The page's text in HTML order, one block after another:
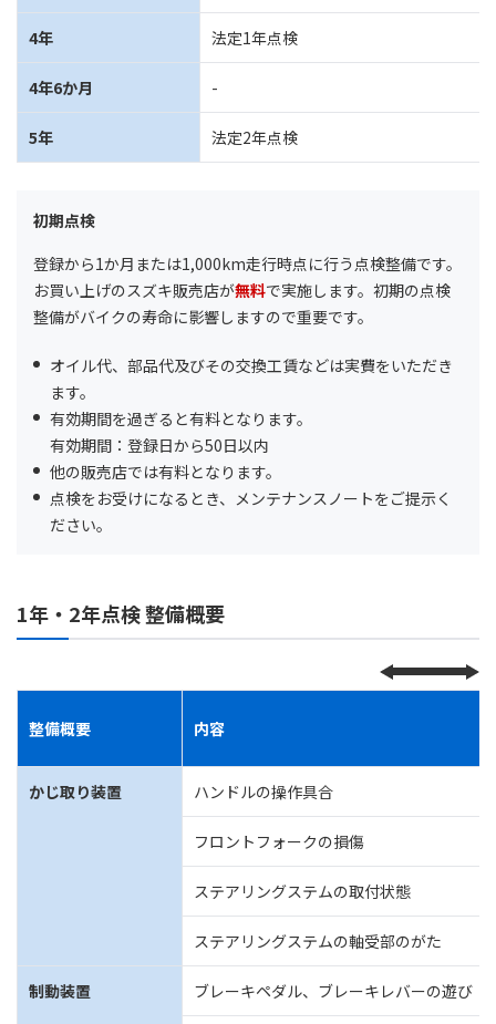
4年 法定1年点検
4年6か月 -
5年 法定2年点検
初期点検
登録から1か月または1,000km走行時点に行う点検整備です。
お買い上げのスズキ販売店が無料で実施します。初期の点検
整備がバイクの寿命に影響しますので重要です。
オイル代、部品代及びその交換工賃などは実費をいただき
ます。
有効期間を過ぎると有料となります。
有効期間：登録日から50日以内
他の販売店では有料となります。
点検をお受けになるとき、メンテナンスノートをご提示く
ださい。
1年・2年点検 整備概要
整備概要 内容
かじ取り装置 ハンドルの操作具合
フロントフォークの損傷
ステアリングステムの取付状態
ステアリングステムの軸受部のがた
制動装置 ブレーキペダル、ブレーキレバーの遊び